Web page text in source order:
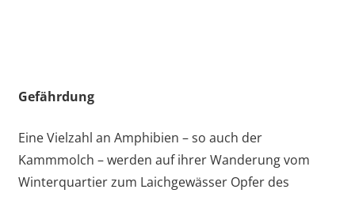
Gefährdung
Eine Vielzahl an Amphibien – so auch der
Kammmolch – werden auf ihrer Wanderung vom
Winterquartier zum Laichgewässer Opfer des